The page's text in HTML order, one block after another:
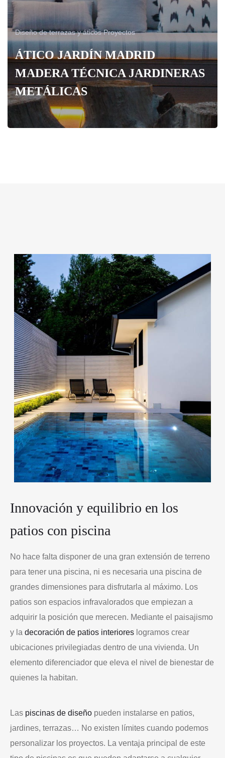
Diseño de terrazas y áticos Proyectos
ÁTICO JARDÍN MADRID
MADERA TÉCNICA JARDINERAS
METÁLICAS
Innovación y equilibrio en los
patios con piscina
No hace falta disponer de una gran extensión de terreno
para tener una piscina, ni es necesaria una piscina de
grandes dimensiones para disfrutarla al máximo. Los
patios son espacios infravalorados que empiezan a
adquirir la posición que merecen. Mediante el paisajismo
y la decoración de patios interiores logramos crear
ubicaciones privilegiadas dentro de una vivienda. Un
elemento diferenciador que eleva el nivel de bienestar de
quienes la habitan.
Las piscinas de diseño pueden instalarse en patios,
jardines, terrazas… No existen límites cuando podemos
personalizar los proyectos. La ventaja principal de este